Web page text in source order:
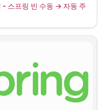
스캔
포넌트를 찾아 스프링 빈으로
계도 명시했었다.
@Component
를 통해 주입된다.
련된 설정 정보를 새로 작성했
지만 비교를 위해 새로 작성하였
스프링 빈 수동 → 자동 주